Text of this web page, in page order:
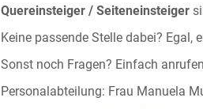
Quereinsteiger / Seiteneinsteiger
Keine passende Stelle dabei? Egal,
Sonst noch Fragen? Einfach
Personalabteilung: Frau Manuela